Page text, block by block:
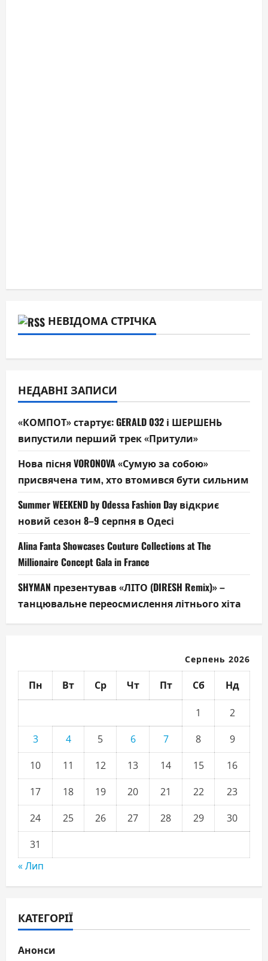
НЕВІДОМА СТРІЧКА
НЕДАВНІ ЗАПИСИ
«КОМПОТ» стартує: GERALD 032 і ШЕРШЕНЬ
випустили перший трек «Притули»
Нова пісня VORONOVA «Сумую за собою»
присвячена тим, хто втомився бути сильним
Summer WEEKEND by Odessa Fashion Day відкриє
новий сезон 8–9 серпня в Одесі
Alina Fanta Showcases Couture Collections at The
Millionaire Concept Gala in France
SHYMAN презентував «ЛІТО (DIRESH Remix)» –
танцювальне переосмислення літнього хіта
Серпень 2026
Пн Вт Ср Чт Пт Сб Нд
1
2
3
4 5 6 7 8
9
10
11 12 13 14 15
16
17
18 19 20 21 22
23
24
25 26 27 28 29
30
31
« Лип
КАТЕГОРІЇ
Анонси